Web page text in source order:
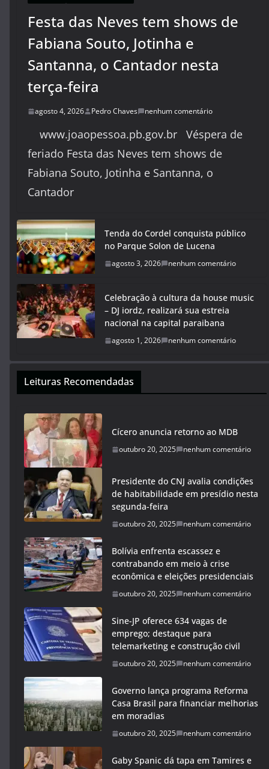
Festa das Neves tem shows de
Fabiana Souto, Jotinha e
Santanna, o Cantador nesta
terça-feira
agosto 4, 2026 Pedro Chaves nenhum comentário
www.joaopessoa.pb.gov.br Véspera de
feriado Festa das Neves tem shows de
Fabiana Souto, Jotinha e Santanna, o
Cantador
Tenda do Cordel conquista público
no Parque Solon de Lucena
agosto 3, 2026 nenhum comentário
Celebração à cultura da house music
– DJ iordz, realizará sua estreia
nacional na capital paraibana
agosto 1, 2026 nenhum comentário
Leituras Recomendadas
Cícero anuncia retorno ao MDB
outubro 20, 2025 nenhum comentário
Presidente do CNJ avalia condições
de habitabilidade em presídio nesta
segunda-feira
outubro 20, 2025 nenhum comentário
Bolívia enfrenta escassez e
contrabando em meio à crise
econômica e eleições presidenciais
outubro 20, 2025 nenhum comentário
Sine-JP oferece 634 vagas de
emprego; destaque para
telemarketing e construção civil
outubro 20, 2025 nenhum comentário
Governo lança programa Reforma
Casa Brasil para financiar melhorias
em moradias
outubro 20, 2025 nenhum comentário
Gaby Spanic dá tapa em Tamires e